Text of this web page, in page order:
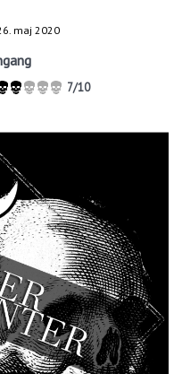
maj 2020
7/10